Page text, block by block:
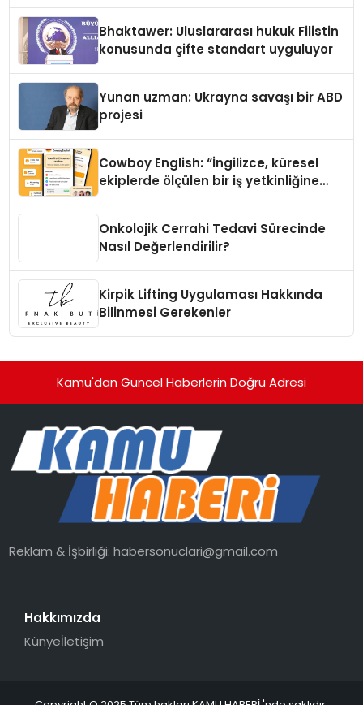
Bhaktawer: Uluslararası hukuk Filistin
konusunda çifte standart uyguluyor
Yunan uzman: Ukrayna savaşı bir ABD
projesi
Cowboy English: “İngilizce, küresel
ekiplerde ölçülen bir iş yetkinliğine
Onkolojik Cerrahi Tedavi Sürecinde
Nasıl Değerlendirilir?
Kirpik Lifting Uygulaması Hakkında
Bilinmesi Gerekenler
Kamu'dan Güncel Haberlerin Doğru Adresi
Reklam & İşbirliği:habersonuclari@gmail.com
Hakkımızda
Künyeİletişim